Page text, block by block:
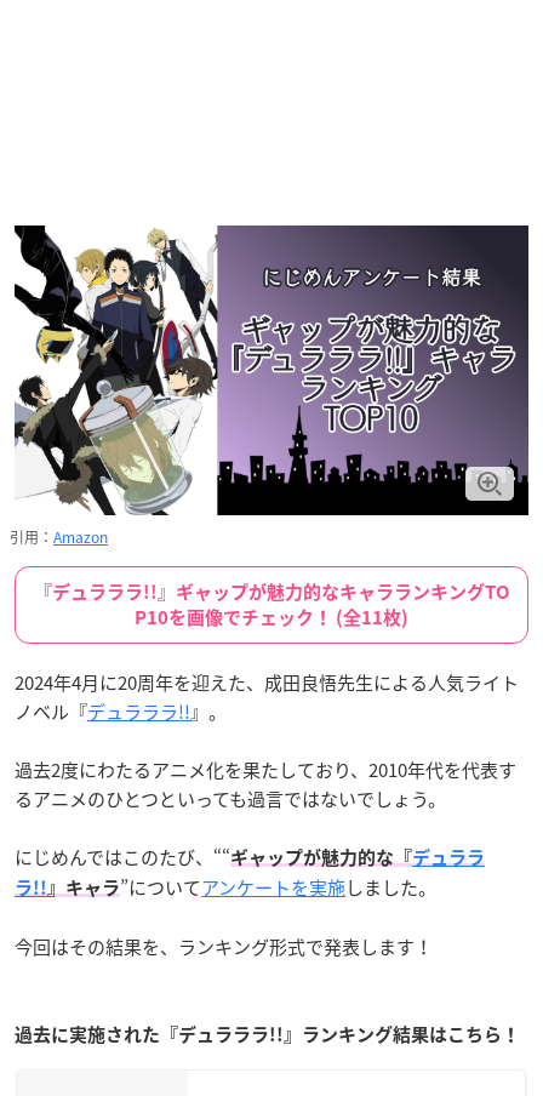
引用： Amazon
『デュラララ!!』ギャップが魅力的なキャラランキングTO
P10を画像でチェック！ (全11枚)
2024年4月に20周年を迎えた、成田良悟先生による人気ライト
ノベル『デュラララ!!』。
過去2度にわたるアニメ化を果たしており、2010年代を代表す
るアニメのひとつといっても過言ではないでしょう。
にじめんではこのたび、““ギャップが魅力的な『デュララ
ラ!! 』キャラ”についてアンケートを実施しました。
今回はその結果を、ランキング形式で発表します！
過去に実施された『デュラララ!!』ランキング結果はこちら！